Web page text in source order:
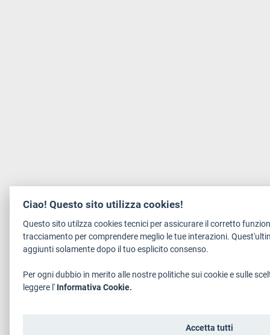
Ciao! Questo sito utilizza cookies!
Questo sito utilzza cookies tecnici per assicurare il corretto
tracciamento per comprendere meglio le tue interazioni.
aggiunti solamente dopo il tuo esplicito consenso.
Per ogni dubbio in merito alle nostre politiche sui cookie e sulle
leggere l' Informativa Cookie.
Accetta tutti